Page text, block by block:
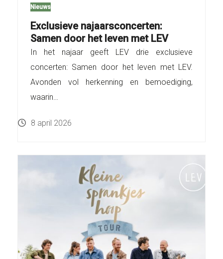
Nieuws
Exclusieve najaarsconcerten:
Samen door het leven met LEV
In het najaar geeft LEV drie exclusieve
concerten: Samen door het leven met LEV.
Avonden vol herkenning en bemoediging,
waarin…
8 april 2026